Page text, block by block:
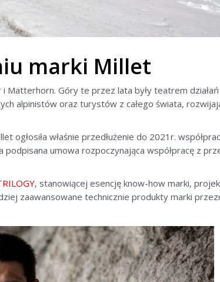
marki Millet
Góry te przez lata były teatrem
alpinistów oraz turystów z całego świata,
ogłosiła właśnie przedłużenie do 2021r.
umowa rozpoczynająca współpracę z
, stanowiącej esencję know-how marki,
zaawansowane technicznie produkty marki